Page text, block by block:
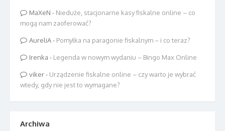
MaXeN - Nieduże, stacjonarne kasy fiskalne online – co
mogą nam zaoferować?
AureliA- Pomyłka na paragonie fiskalnym – i co teraz?
Irenka - Legenda w nowym wydaniu – Bingo Max Online
viker- Urządzenie fiskalne online – czy warto je wybrać
wtedy, gdy nie jest to wymagane?
Archiwa